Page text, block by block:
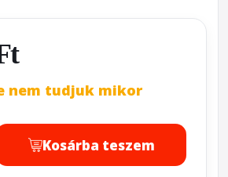
nem tudjuk mikor
Kosárba teszem